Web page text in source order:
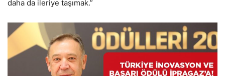
daha da ileriye taşımak.”